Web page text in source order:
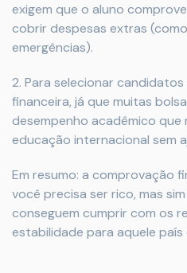
exigem que o aluno
cobrir despesas extras
emergências).
2. Para selecionar
financeira, já que muitas
desempenho acadêmico que
educação internacional sem
Em resumo: a comprovação
você precisa ser rico, mas
conseguem cumprir com os
estabilidade para aquele país